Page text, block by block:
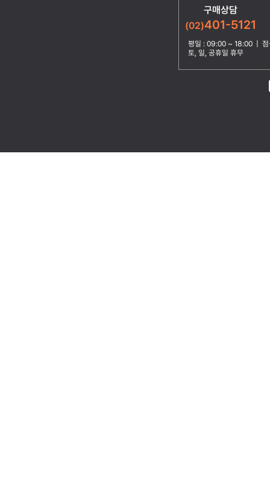
구매상담
(02)401-5121
평일 : 09:00 ~ 18:00 | 점
토, 일, 공휴일 휴무